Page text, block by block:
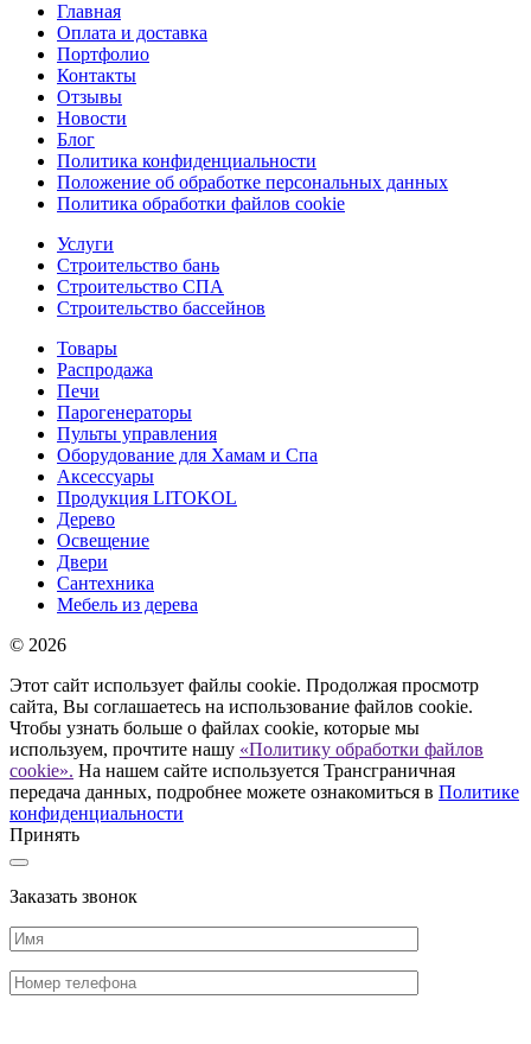
Главная
Оплата и доставка
Портфолио
Контакты
Отзывы
Новости
Блог
Политика конфиденциальности
Положение об обработке персональных данных
Политика обработки файлов cookie
Услуги
Строительство бань
Строительство СПА
Строительство бассейнов
Товары
Распродажа
Печи
Парогенераторы
Пульты управления
Оборудование для Хамам и Спа
Аксессуары
Продукция LITOKOL
Дерево
Освещение
Двери
Сантехника
Мебель из дерева
© 2026
Этот сайт использует файлы cookie. Продолжая просмотр
сайта, Вы соглашаетесь на использование файлов cookie.
Чтобы узнать больше о файлах cookie, которые мы
используем, прочтите нашу «Политику обработки файлов
cookie». На нашем сайте используется Трансграничная
передача данных, подробнее можете ознакомиться в Политике
конфиденциальности
Принять
Заказать звонок